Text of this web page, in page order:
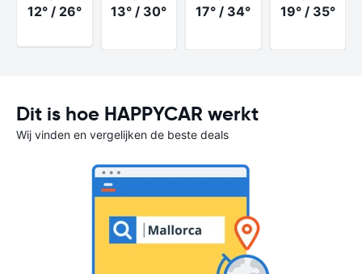
12° / 26° 13° / 30° 17° / 34° 19° / 35°
Dit is hoe HAPPYCAR werkt
Wij vinden en vergelijken de beste deals